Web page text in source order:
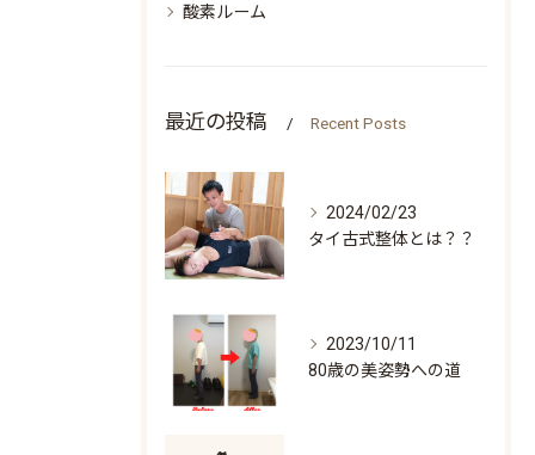
酸素ルーム
最近の投稿 Recent Posts
2024/02/23
タイ古式整体とは？？
2023/10/11
80歳の美姿勢への道